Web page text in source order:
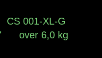
CS 001-XL-G
over 6,0 kg